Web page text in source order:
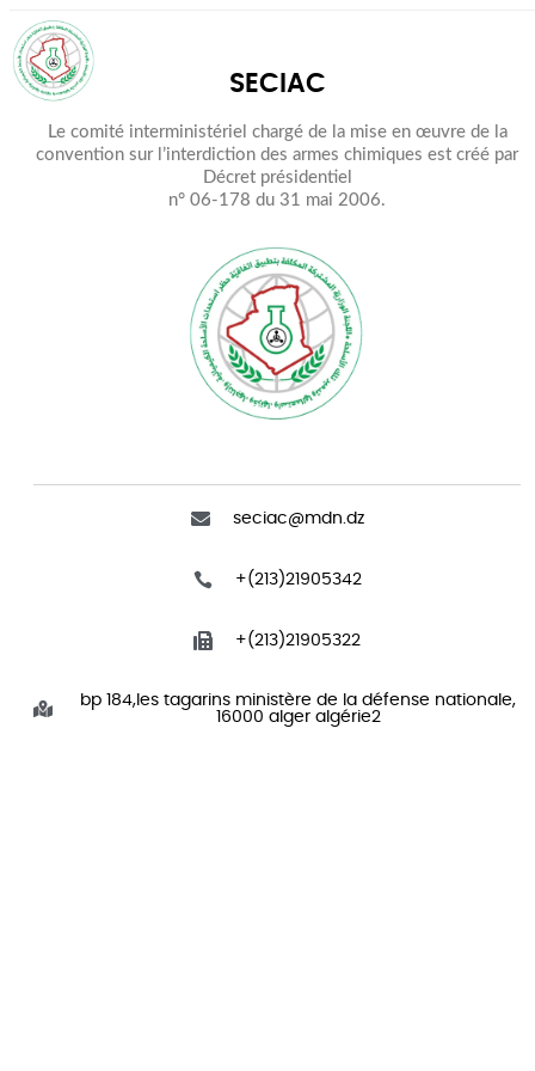
SECIAC
Le comité interministériel chargé de la mise en œuvre de la
convention sur l’interdiction des armes chimiques est créé par
Décret présidentiel
n° 06-178 du 31 mai 2006.
seciac@mdn.dz
+(213)21905342
+(213)21905322
bp 184,les tagarins ministère de la défense nationale,
16000 alger algérie2